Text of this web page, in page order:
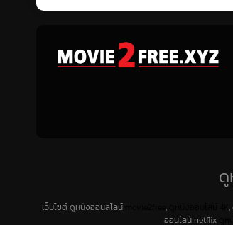
เว็บไซต์ ดูหนังออนลไลน์ ,
,
ออนไลน์ netflix